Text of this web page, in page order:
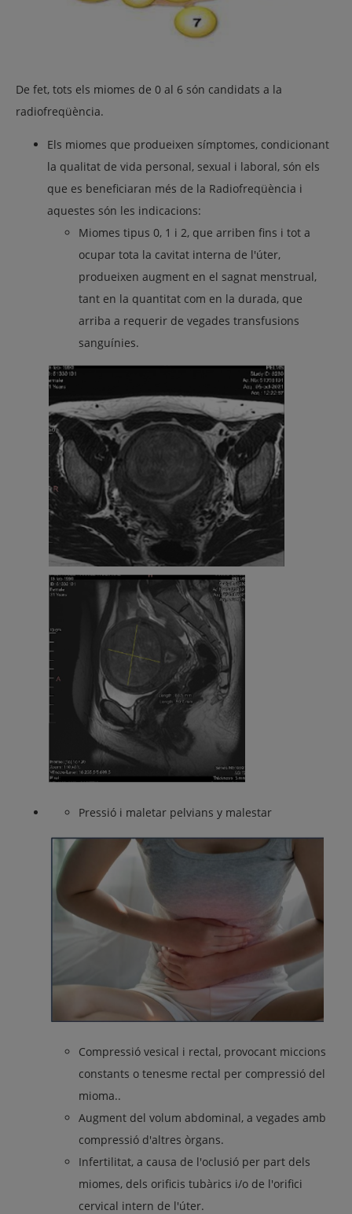
De fet, tots els miomes de 0 al 6 són candidats a la
radiofreqüència.
Els miomes que produeixen símptomes, condicionant
la qualitat de vida personal, sexual i laboral, són els
que es beneficiaran més de la Radiofreqüència i
aquestes són les indicacions:
Miomes tipus 0, 1 i 2, que arriben fins i tot a
ocupar tota la cavitat interna de l'úter,
produeixen augment en el sagnat menstrual,
tant en la quantitat com en la durada, que
arriba a requerir de vegades transfusions
sanguínies.
Pressió i maletar pelvians y malestar
Compressió vesical i rectal, provocant miccions
constants o tenesme rectal per compressió del
mioma..
Augment del volum abdominal, a vegades amb
compressió d'altres òrgans.
Infertilitat, a causa de l'oclusió per part dels
miomes, dels orificis tubàrics i/o de l'orifici
cervical intern de l'úter.